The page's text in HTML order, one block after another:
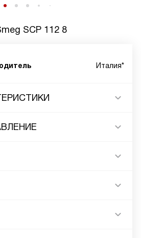
SCP 112 8
Италия*